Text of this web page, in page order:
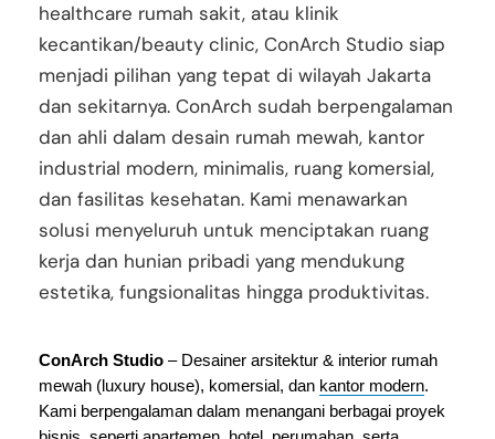
healthcare rumah sakit, atau klinik
kecantikan/beauty clinic, ConArch Studio siap
menjadi pilihan yang tepat di wilayah Jakarta
dan sekitarnya. ConArch sudah berpengalaman
dan ahli dalam desain rumah mewah, kantor
industrial modern, minimalis, ruang komersial,
dan fasilitas kesehatan. Kami menawarkan
solusi menyeluruh untuk menciptakan ruang
kerja dan hunian pribadi yang mendukung
estetika, fungsionalitas hingga produktivitas.
ConArch Studio – Desainer arsitektur & interior rumah
mewah (luxury house), komersial, dan kantor modern.
Kami berpengalaman dalam menangani berbagai proyek